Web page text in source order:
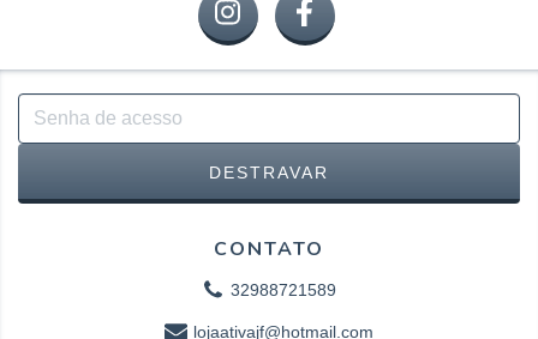
CONTATO
32988721589
lojaativajf@hotmail.com